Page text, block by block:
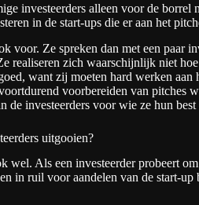
investeerders alleen voor de borrel
in de start-ups die er aan het
voor. Ze spreken dan met een paar
realiseren zich waarschijnlijk niet
want zij moeten hard werken aan
voorbereiden van pitches
de investeerders voor wie ze hun
uitgooien?
wel. Als een investeerder probeert
in ruil voor aandelen van de start-